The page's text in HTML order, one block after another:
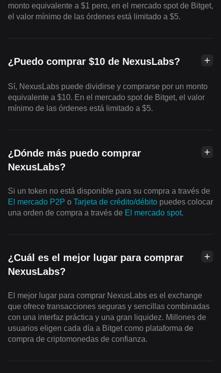
monto equivalente a $1 pero, en el mercado spot de Bitget,
el valor mínimo de las órdenes está limitado a $5.
¿Puedo comprar $10 de NexusLabs?
Sí, NexusLabs puede dividirse y comprarse por un monto
equivalente a $10. En el mercado spot de Bitget, el valor
mínimo de las órdenes está limitado a $5.
¿Dónde más puedo comprar
NexusLabs?
Si un token no está disponible para su compra a través de
El mercado P2P o Tarjeta de crédito/débito puedes colocar
una orden de compra a través de El mercado spot.
¿Cuál es el mejor lugar para comprar
NexusLabs?
El mejor lugar para comprar NexusLabs es el exchange
que ofrece transacciones seguras y sencillas combinadas
con una interfaz práctica y una gran liquidez. Millones de
usuarios eligen cada día a Bitget como plataforma de
compra de criptomonedas de confianza.